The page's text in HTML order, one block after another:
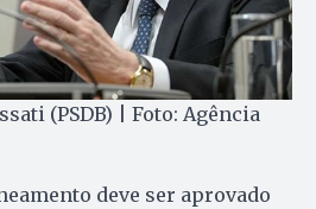
(PSDB) | Foto: Agência
deve ser aprovado